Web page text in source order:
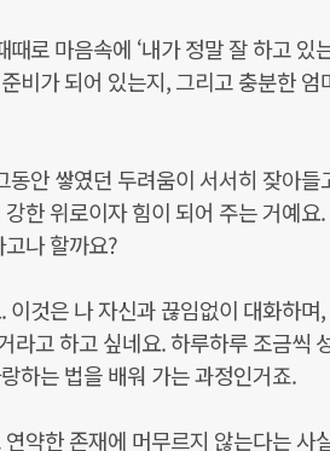
로 마음속에 ‘내가 정말 잘 하고 있
비가 되어 있는지, 그리고 충분한 엄
안 쌓였던 두려움이 서서히 잦아들
한 위로이자 힘이 되어 주는 거예요.
나 할까요?
것은 나 자신과 끊임없이 대화하며
라고 하고 싶네요. 하루하루 조금씩
하는 법을 배워 가는 과정인거죠.
약한 존재에 머무르지 않는다는 사